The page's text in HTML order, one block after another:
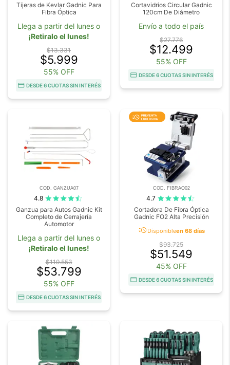
Tijeras de Kevlar Gadnic Para
Fibra Óptica
Llega a partir del lunes o
¡Retiralo el lunes!
$13.331
$5.999
55% OFF
DESDE 6 CUOTAS SIN INTERÉS
Cortavidrios Circular Gadnic
120cm De Diámetro
Envío a todo el país
$27.776
$12.499
55% OFF
DESDE 6 CUOTAS SIN INTERÉS
COD. GANZUA07
4.8
Ganzua para Autos Gadnic Kit
Completo de Cerrajería
Automotor
Llega a partir del lunes o
¡Retiralo el lunes!
$119.553
$53.799
55% OFF
DESDE 6 CUOTAS SIN INTERÉS
COD. FIBRAO02
4.7
Cortadora De Fibra Óptica
Gadnic FO2 Alta Precisión
acuteDisponibleen 68 días
$93.725
$51.549
45% OFF
DESDE 6 CUOTAS SIN INTERÉS